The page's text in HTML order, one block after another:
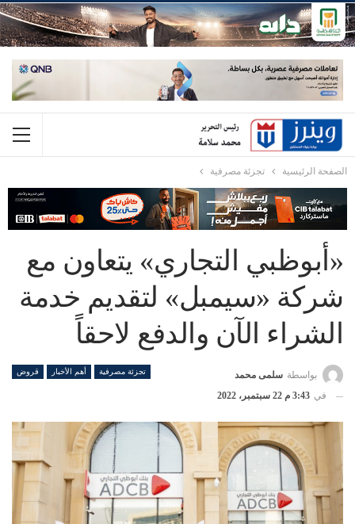
الصفحة الرئيسية تجزئة مصرفية
«أبوظبي التجاري» يتعاون مع
شركة «سيمبل» لتقديم خدمة
الشراء الآن والدفع لاحقاً
تجزئة مصرفية أهم الأخبار قروض بواسطة سلمى محمد
في 3:43 م 22 سبتمبر، 2022